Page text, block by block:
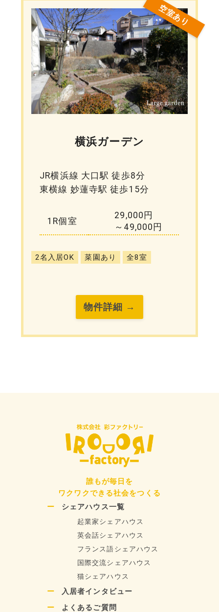
空室あり
横浜ガーデン
JR横浜線 大口駅 徒歩8分
東横線 妙蓮寺駅 徒歩15分
1R個室
29,000円
～49,000円
2名入居OK 菜園あり 全8室
物件詳細 →
誰もが毎日を
ワクワクできる社会をつくる
シェアハウス一覧
起業家シェアハウス
英会話シェアハウス
フランス語シェアハウス
国際交流シェアハウス
猫シェアハウス
入居者インタビュー
よくあるご質問